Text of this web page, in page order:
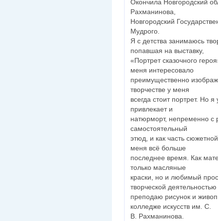
Окончила Новгородский
Рахманинова,
Новгородский
Мудрого.
Я с детства занимаюсь
попавшая на выставку,
«Портрет сказочного
меня интересовало
преимущественно
творчестве у меня
всегда стоит портрет. Но
привлекает и
натюрморт, непременно с
самостоятельный
этюд, и как часть
меня всё больше
последнее время. Как
только масляные
краски, но и любимый
творческой
преподаю рисунок и
колледже искусств им. С.
В. Рахманинова.